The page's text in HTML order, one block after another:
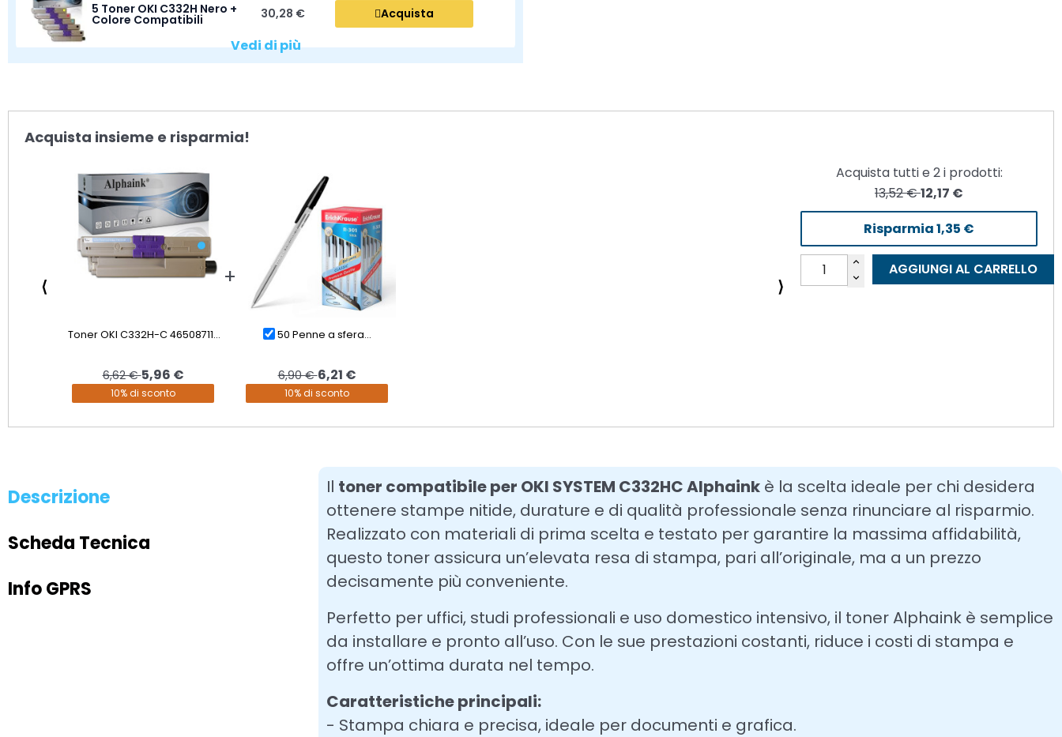
5 Toner OKI C332H Nero +
Colore Compatibili 30,28 € Acquista
Vedi di più
Acquista insieme e risparmia!
⟨
Toner OKI C332H-C 46508711...
6,62 €5,96 €
10% di sconto
50 Penne a sfera...
6,90 €6,21 €
10% di sconto
⟩
Acquista tutti e 2i prodotti:
13,52 €12,17 €
Risparmia1,35 €
AGGIUNGI AL CARRELLO
Descrizione
Scheda Tecnica
Info GPRS
Il toner compatibile per OKI SYSTEM C332HC Alphaink è la scelta ideale per chi desidera
ottenere stampe nitide, durature e di qualità professionale senza rinunciare al risparmio.
Realizzato con materiali di prima scelta e testato per garantire la massima affidabilità,
questo toner assicura un’elevata resa di stampa, pari all’originale, ma a un prezzo
decisamente più conveniente.
Perfetto per uffici, studi professionali e uso domestico intensivo, il toner Alphaink è semplice
da installare e pronto all’uso. Con le sue prestazioni costanti, riduce i costi di stampa e
offre un’ottima durata nel tempo.
Caratteristiche principali:
- Stampa chiara e precisa, ideale per documenti e grafica.